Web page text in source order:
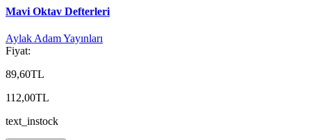
Mavi Oktav Defterleri
Aylak Adam Yayınları
Fiyat:
89,60TL
112,00TL
text_instock